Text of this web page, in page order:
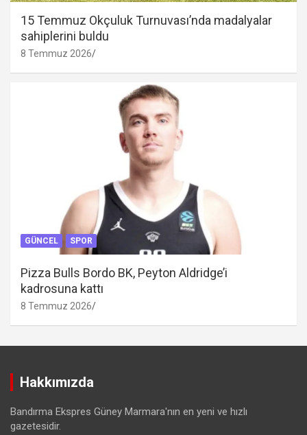
15 Temmuz Okçuluk Turnuvası’nda madalyalar
sahiplerini buldu
8 Temmuz 2026
GÜNCEL SPOR
Pizza Bulls Bordo BK, Peyton Aldridge’i
kadrosuna kattı
8 Temmuz 2026
Hakkımızda
Bandırma Ekspres Güney Marmara'nın en yeni ve hızlı
gazetesidir.